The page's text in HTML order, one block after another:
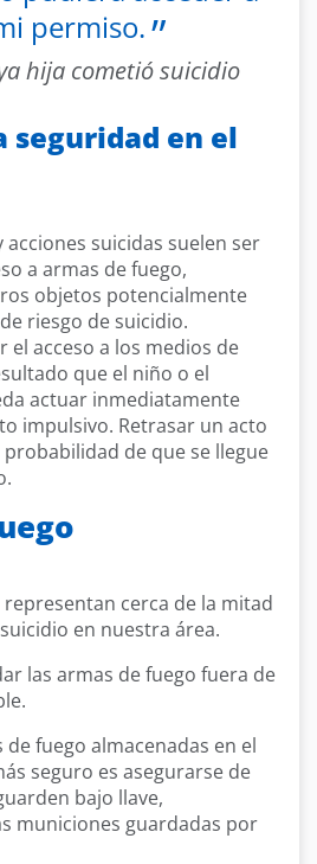
permiso.
hija cometió suicidio
seguridad en el
acciones suicidas suelen ser
a armas de fuego,
objetos potencialmente
riesgo de suicidio.
el acceso a los medios de
que el niño o el
actuar inmediatamente
impulsivo. Retrasar un acto
de que se llegue
representan cerca de la mitad
en nuestra área.
las armas de fuego fuera de
de fuego almacenadas en el
seguro es asegurarse de
bajo llave,
municiones guardadas por